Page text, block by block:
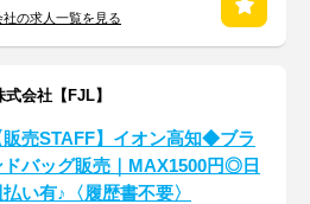
の求人一覧を見る
会社【FJL】
販売STAFF】イオン高知◆ブラ
ドバッグ販売｜MAX1500円◎日
い有♪〈履歴書不要〉